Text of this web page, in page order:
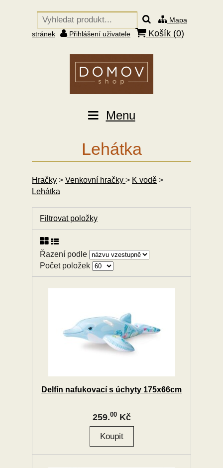
Mapa
stránek
Přihlášení uživatele Košík (0)
Menu
Lehátka
Hračky > Venkovní hračky > K vodě >
Lehátka
Filtrovat položky
Řazení podle
Počet položek
Delfín nafukovací s úchyty 175x66cm
259.00Kč